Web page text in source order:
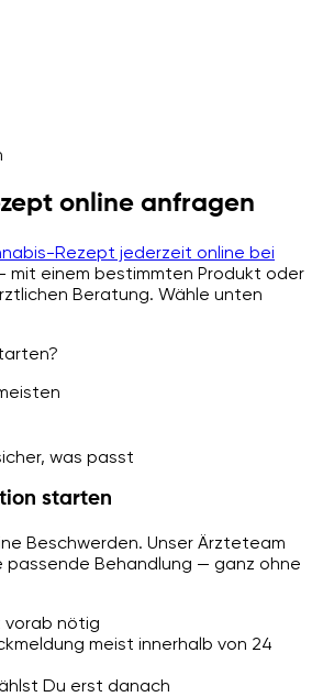
online anfragen
Rezept jederzeit online bei
mit einem bestimmten Produkt oder
Beratung. Wähle unten
was passt
starten
Beschwerden. Unser Ärzteteam
passende Behandlung — ganz ohne
vorab nötig
meist innerhalb von 24
Du erst danach